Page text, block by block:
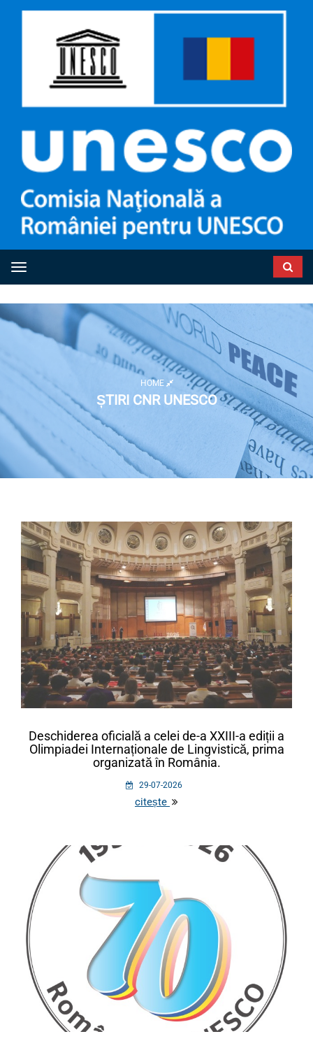
Toggle navigation
HOME
ȘTIRI CNR UNESCO
Listă activități
Deschiderea oficială a celei de-a XXIII-a ediții a
Olimpiadei Internaționale de Lingvistică, prima
organizată în România.
29-07-2026
citește